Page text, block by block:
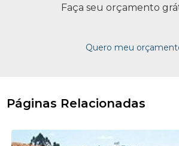
Faça seu orçamento
Quero meu
Páginas Relacionadas